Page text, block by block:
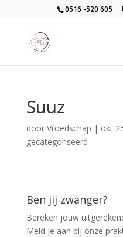
0516 -520 605
Suuz
door Vroedschap | okt
gecategoriseerd
Ben jij zwanger?
Bereken jouw
Meld je aan bij onze